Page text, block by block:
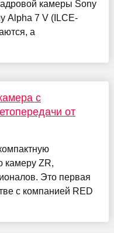
камеры Sony
Alpha 7 V (ILCE-
а
с
от
камеру ZR,
Это первая
с компанией RED